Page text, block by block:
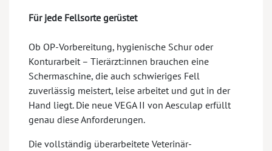
Für jede Fellsorte gerüstet
Ob OP-Vorbereitung, hygienische Schur oder
Konturarbeit – Tierärzt:innen brauchen eine
Schermaschine, die auch schwieriges Fell
zuverlässig meistert, leise arbeitet und gut in der
Hand liegt. Die neue VEGA II von Aesculap erfüllt
genau diese Anforderungen.
Die vollständig überarbeitete Veterinär-